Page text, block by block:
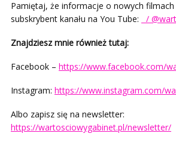
Pamiętaj, że informacje o nowych
subskrybent kanału na You Tube:
/
Znajdziesz mnie również tutaj:
Facebook – https://www.facebook.com/
Instagram: https://www.instagram.com/
Albo zapisz się na newsletter:
https://wartosciowygabinet.pl/newsletter/